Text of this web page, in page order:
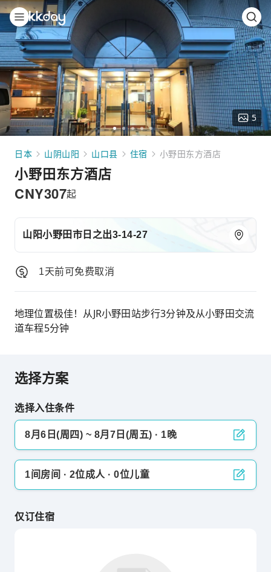
Go
to
GoGo
to
Go
to
Go
5
日本 山阴山阳 山口县 住宿 小野田东方酒店
小野田东方酒店
CNY307起
山阳小野田市日之出3-14-27
1天前可免费取消
地理位置极佳！从JR小野田站步行3分钟及从小野田交流
道车程5分钟
选择方案
选择入住条件
8月6日(周四) ~ 8月7日(周五) · 1晚
1间房间 · 2位成人 · 0位儿童
仅订住宿